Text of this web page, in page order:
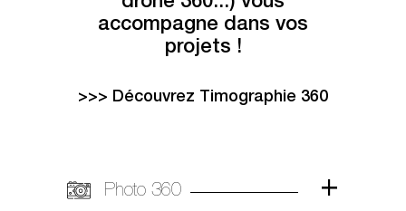
accompagne dans vos
projets !
>>> Découvrez Timographie 360
Photo 360